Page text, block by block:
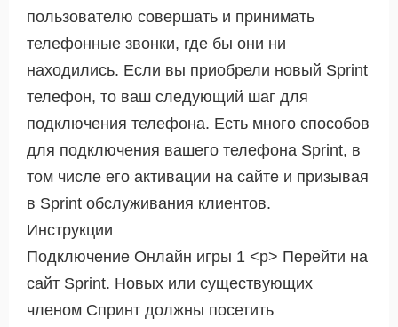
пользователю совершать и принимать
телефонные звонки, где бы они ни
находились. Если вы приобрели новый Sprint
телефон, то ваш следующий шаг для
подключения телефона. Есть много способов
для подключения вашего телефона Sprint, в
том числе его активации на сайте и призывая
в Sprint обслуживания клиентов.
Инструкции
Подключение Онлайн игры 1 <р> Перейти на
сайт Sprint. Новых или существующих
членом Спринт должны посетить